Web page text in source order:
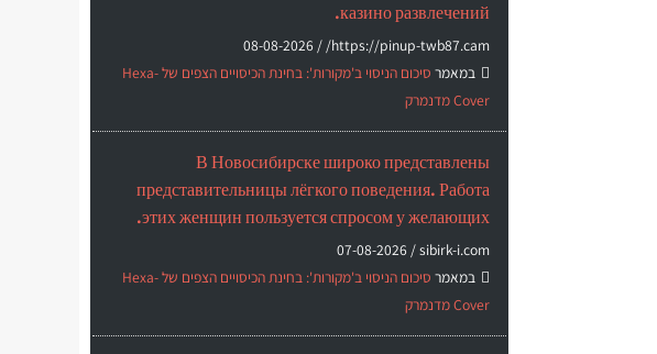
казино развлечений.
https://pinup-twb87.cam/ /
08-08-2026
במאמר
סיכום הניסוי ב'מקורות': בחינת הכיסויים הצפים של Hexa-
Cover מדנמרק
В Новосибирске широко представлены
представительницы лёгкого поведения. Работа
этих женщин пользуется спросом у желающих.
sibirk-i.com /
07-08-2026
במאמר
סיכום הניסוי ב'מקורות': בחינת הכיסויים הצפים של Hexa-
Cover מדנמרק